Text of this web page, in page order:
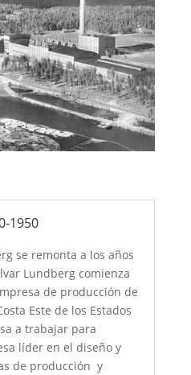
1950
se remonta a los años
Lundberg comienza
de producción de
Este de los Estados
a trabajar para
líder en el diseño y
de producción y